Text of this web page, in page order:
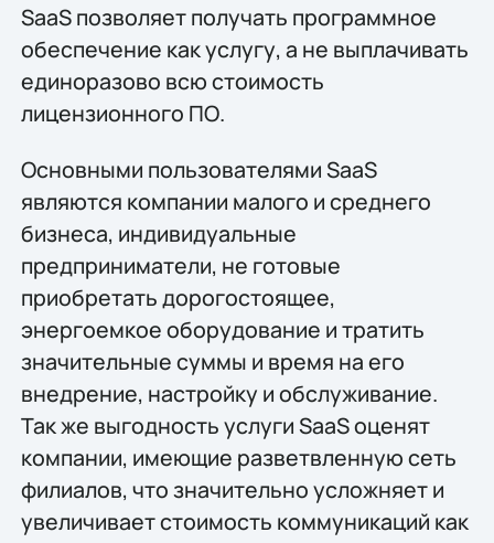
SaaS позволяет получать программное
обеспечение как услугу, а не выплачивать
единоразово всю стоимость
лицензионного ПО.
Основными пользователями SaaS
являются компании малого и среднего
бизнеса, индивидуальные
предприниматели, не готовые
приобретать дорогостоящее,
энергоемкое оборудование и тратить
значительные суммы и время на его
внедрение, настройку и обслуживание.
Так же выгодность услуги SaaS оценят
компании, имеющие разветвленную сеть
филиалов, что значительно усложняет и
увеличивает стоимость коммуникаций как